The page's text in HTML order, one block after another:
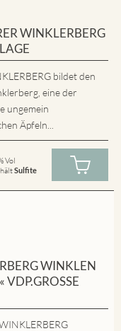
WINKLERBERG
bildet den
eine der
ungemein
Äpfeln...
Vol
Sulfite
WINKLEN
VDP.GROSSE